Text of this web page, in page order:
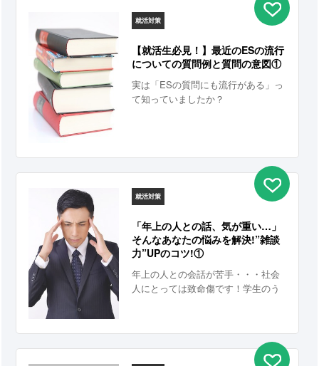
就活対策
【就活生必見！】最近のESの流行
についての質問例と質問の意図①
実は「ESの質問にも流行がある」っ
て知っていましたか？
就活対策
「年上の人との話、気が重い…」
そんなあなたの悩みを解決!”雑談
力”UPのコツ!①
年上の人との会話が苦手・・・社会
人にとっては致命傷です！学生のう